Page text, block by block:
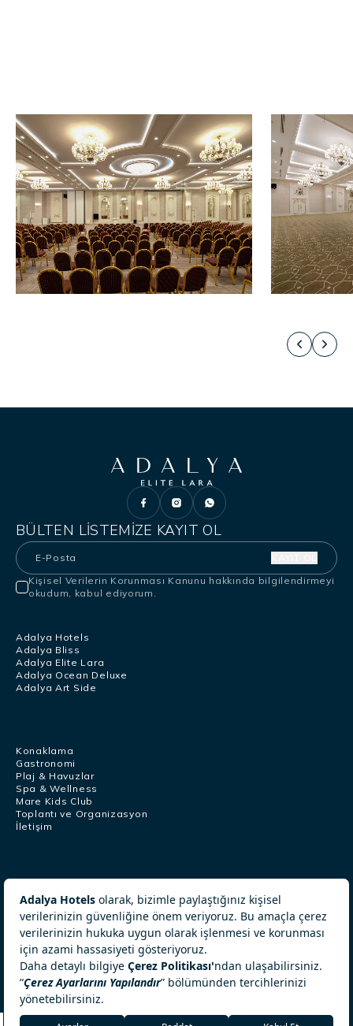
BÜLTEN LISTEMIZE KAYIT OL
Kişisel Verilerin Korunması Kanunu hakkında bilgilendirmeyi
okudum, kabul ediyorum.
Adalya Hotels
Adalya Bliss
Adalya Elite Lara
Adalya Ocean Deluxe
Adalya Art Side
Konaklama
Gastronomi
Plaj & Havuzlar
Spa & Wellness
Mare Kids Club
Toplantı ve Organizasyon
İletişim
+902422540804
+905326340232
[email protected]
© ADALYA Hotels 2026. All Rights Reserved.
Şirket PolitikasıÇerez Politikası